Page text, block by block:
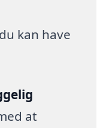
kan have
at